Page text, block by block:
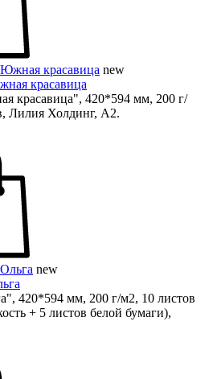
new
красавица
красавица", 420*594 мм, 200 г/
Лилия Холдинг, А2.
new
420*594 мм, 200 г/м2, 10 листов
+ 5 листов белой бумаги),